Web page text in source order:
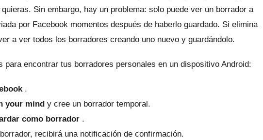
Sin embargo, hay un problema: solo puede ver un borrador a
por Facebook momentos después de haberlo guardado. Si elimina
a ver todos los borradores creando uno nuevo y guardándolo.
para encontrar tus borradores personales en un dispositivo Android:
.
your mind y cree un borrador temporal.
como borrador .
recibirá una notificación de confirmación.